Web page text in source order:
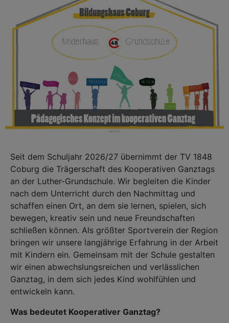
Seit dem Schuljahr 2026/27 übernimmt der TV 1848
Coburg die Trägerschaft des Kooperativen Ganztags
an der Luther-Grundschule. Wir begleiten die Kinder
nach dem Unterricht durch den Nachmittag und
schaffen einen Ort, an dem sie lernen, spielen, sich
bewegen, kreativ sein und neue Freundschaften
schließen können. Als größter Sportverein der Region
bringen wir unsere langjährige Erfahrung in der Arbeit
mit Kindern ein. Gemeinsam mit der Schule gestalten
wir einen abwechslungsreichen und verlässlichen
Ganztag, in dem sich jedes Kind wohlfühlen und
entwickeln kann.
Was bedeutet Kooperativer Ganztag?